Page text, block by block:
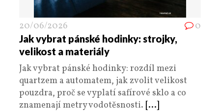
20/06/2026 0
Jak vybrat pánské hodinky: strojky,
velikost a materiály
Jak vybrat pánské hodinky: rozdíl mezi
quartzem a automatem, jak zvolit velikost
pouzdra, proč se vyplatí safírové sklo a co
znamenají metry vodotěsnosti. [...]